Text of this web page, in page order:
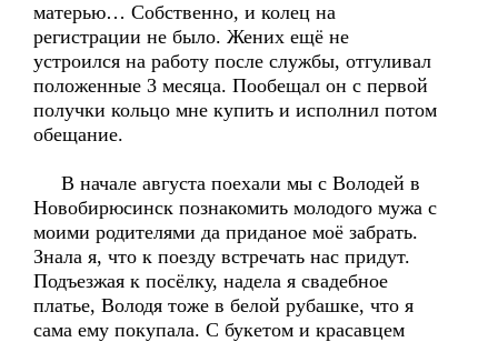
матерью… Собственно, и колец на
регистрации не было. Жених ещё не
устроился на работу после службы, отгуливал
положенные 3 месяца. Пообещал он с первой
получки кольцо мне купить и исполнил потом
обещание.
В начале августа поехали мы с Володей в
Новобирюсинск познакомить молодого мужа с
моими родителями да приданое моё забрать.
Знала я, что к поезду встречать нас придут.
Подъезжая к посёлку, надела я свадебное
платье, Володя тоже в белой рубашке, что я
сама ему покупала. С букетом и красавцем